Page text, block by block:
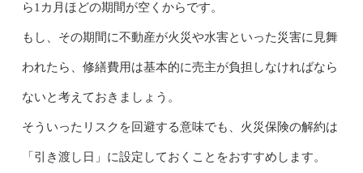
ら1カ月ほどの期間が空くからです。
もし、その期間に不動産が火災や水害といった災害に見舞
われたら、修繕費用は基本的に売主が負担しなければなら
ないと考えておきましょう。
そういったリスクを回避する意味でも、火災保険の解約は
「引き渡し日」に設定しておくことをおすすめします。